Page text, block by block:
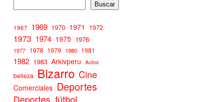
Buscar
1967 1969 1970 1971 1972
1973 1974 1975 1976
1977 1978 1979 1980 1981
1982 1983 Arkivperu Autos
belleza Bizarro Cine
Comerciales Deportes
Deportes, fútbol